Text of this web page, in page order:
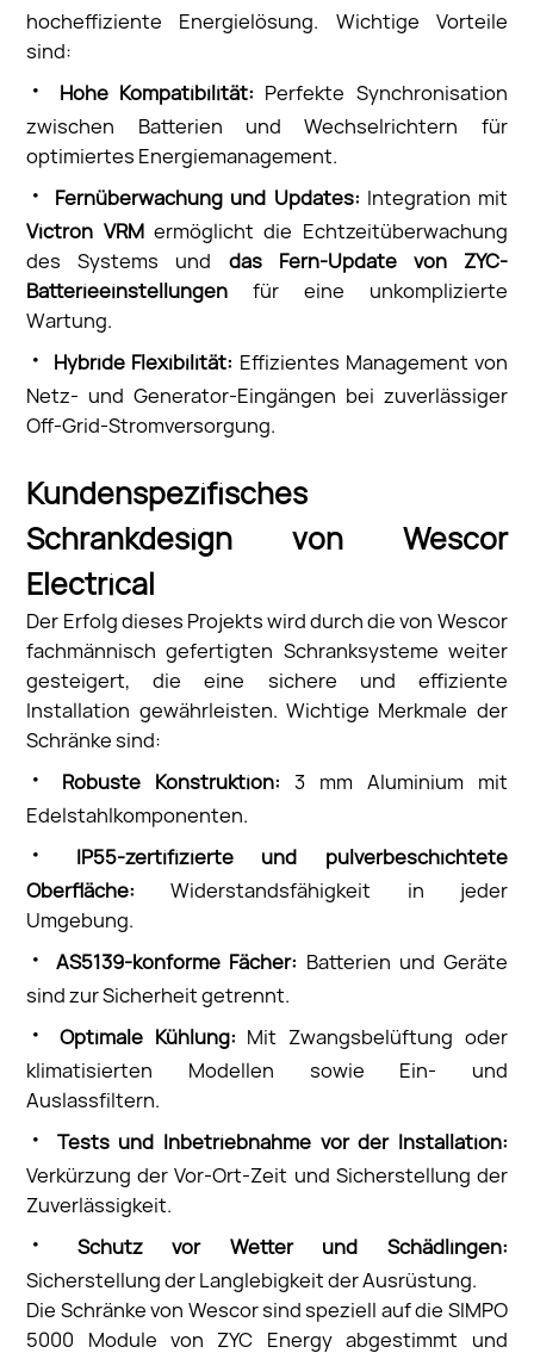
hocheffiziente Energielösung. Wichtige Vorteile
sind:
· Hohe Kompatibilität: Perfekte Synchronisation
zwischen Batterien und Wechselrichtern für
optimiertes Energiemanagement.
· Fernüberwachung und Updates: Integration mit
Victron VRMermöglicht die Echtzeitüberwachung
des Systems und das Fern-Update von ZYC-
Batterieeinstellungen für eine unkomplizierte
Wartung.
· Hybride Flexibilität: Effizientes Management von
Netz- und Generator-Eingängen bei zuverlässiger
Off-Grid-Stromversorgung.
Kundenspezifisches
Schrankdesign von Wescor
Electrical
Der Erfolg dieses Projekts wird durch die von Wescor
fachmännisch gefertigten Schranksysteme weiter
gesteigert, die eine sichere und effiziente
Installation gewährleisten. Wichtige Merkmale der
Schränke sind:
· Robuste Konstruktion: 3 mm Aluminium mit
Edelstahlkomponenten.
·
IP55-zertifizierte und pulverbeschichtete
Oberfläche: Widerstandsfähigkeit in jeder
Umgebung.
· AS5139-konforme Fächer: Batterien und Geräte
sind zur Sicherheit getrennt.
· Optimale Kühlung: Mit Zwangsbelüftung oder
klimatisierten Modellen sowie Ein- und
Auslassfiltern.
·
Tests und Inbetriebnahme vor der Installation:
Verkürzung der Vor-Ort-Zeit und Sicherstellung der
Zuverlässigkeit.
·
Schutz vor Wetter und Schädlingen:
Sicherstellung der Langlebigkeit der Ausrüstung.
Die Schränke von Wescor sind speziell auf die SIMPO
5000 Module von ZYC Energy abgestimmt und